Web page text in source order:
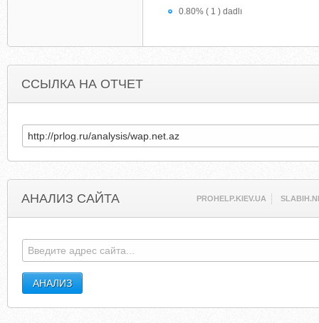
0.80% ( 1 ) dadlı
ССЫЛКА НА ОТЧЕТ
АНАЛИЗ САЙТА PROHELP.KIEV.UA